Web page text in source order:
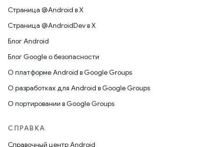
Страница @Android в X
Страница @AndroidDev в X
Блог Android
Блог Google о безопасности
О платформе Android в Google Groups
О разработках для Android в Google Groups
О портировании в Google Groups
СПРАВКА
Справочный центр Android